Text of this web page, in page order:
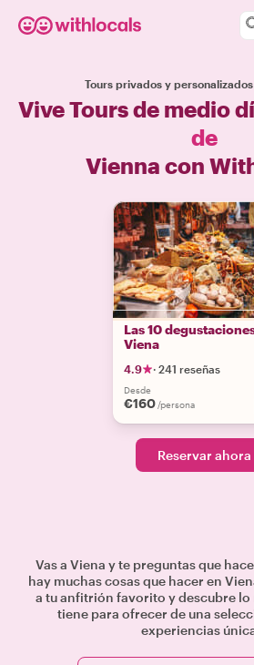
Tours privados y
Vive Tours de medio
de
Vienna con
Las 10
Viena
4.9 · 241 reseñas
Desde
€160 /persona
Reservar ahora
Vas a Viena y te preguntas que
hay muchas cosas que hacer en
a tu anfitrión favorito y descubre lo
tiene para ofrecer de una
experiencias